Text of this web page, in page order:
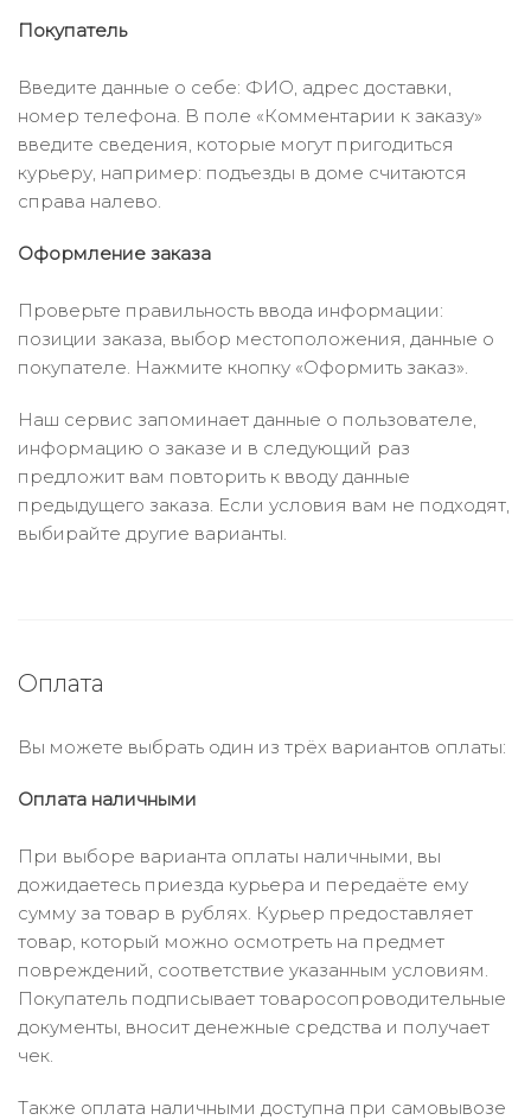
Покупатель
Введите данные о себе: ФИО, адрес доставки,
номер телефона. В поле «Комментарии к заказу»
введите сведения, которые могут пригодиться
курьеру, например: подъезды в доме считаются
справа налево.
Оформление заказа
Проверьте правильность ввода информации:
позиции заказа, выбор местоположения, данные о
покупателе. Нажмите кнопку «Оформить заказ».
Наш сервис запоминает данные о пользователе,
информацию о заказе и в следующий раз
предложит вам повторить к вводу данные
предыдущего заказа. Если условия вам не подходят,
выбирайте другие варианты.
Оплата
Вы можете выбрать один из трёх вариантов оплаты:
Оплата наличными
При выборе варианта оплаты наличными, вы
дожидаетесь приезда курьера и передаёте ему
сумму за товар в рублях. Курьер предоставляет
товар, который можно осмотреть на предмет
повреждений, соответствие указанным условиям.
Покупатель подписывает товаросопроводительные
документы, вносит денежные средства и получает
чек.
Также оплата наличными доступна при самовывозе